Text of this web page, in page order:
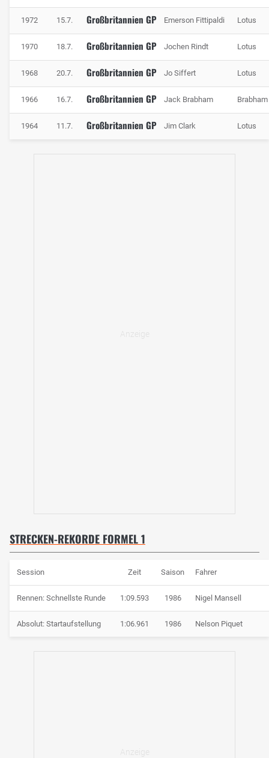
1972 15.7. Großbritannien GP Emerson Fittipaldi Lotus
1970 18.7. Großbritannien GP Jochen Rindt Lotus
1968 20.7. Großbritannien GP Jo Siffert Lotus
1966 16.7. Großbritannien GP Jack Brabham Brabham
1964 11.7. Großbritannien GP Jim Clark Lotus
STRECKEN-REKORDE FORMEL 1
Session Zeit Saison Fahrer
Rennen: Schnellste Runde 1:09.593 1986 Nigel Mansell
Absolut: Startaufstellung 1:06.961 1986 Nelson Piquet